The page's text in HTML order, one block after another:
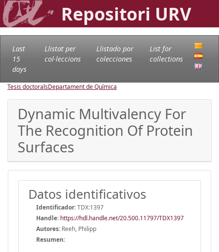
Repositori URV
Last
15
days
Llistat per
col·leccions
Llistado por
colecciones
List for
collections
Tesis doctoralsDepartament de Química
Dynamic Multivalency For
The Recognition Of Protein
Surfaces
Datos identificativos
Identificador:TDX:1397
Handle: https://hdl.handle.net/20.500.11797/TDX1397
Autores: Reeh, Philipp
Resumen: